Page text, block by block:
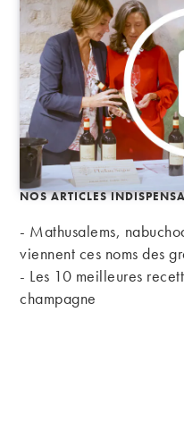
NOS ARTICLES
- Mathusalems,
viennent ces noms des
- Les 10 meilleures
champagne